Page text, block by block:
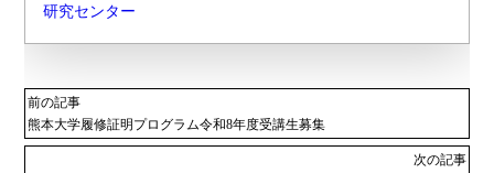
研究センター
前の記事
熊本大学履修証明プログラム令和8年度受講生募集
次の記事